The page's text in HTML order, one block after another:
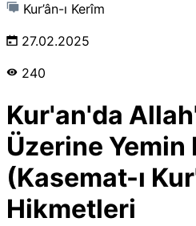
Kur’ân-ı Kerîm
27.02.2025
240
Kur'an'da
Üzerine Yemin
(Kasemat-ı
Hikmetleri